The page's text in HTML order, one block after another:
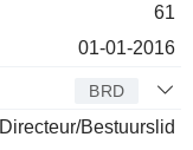
61
01-01-2016
BRD
Directeur/Bestuurslid